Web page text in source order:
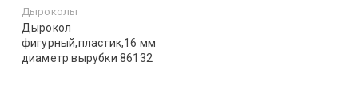
Дыроколы
Дырокол
фигурный,пластик,16 мм
диаметр вырубки 86132